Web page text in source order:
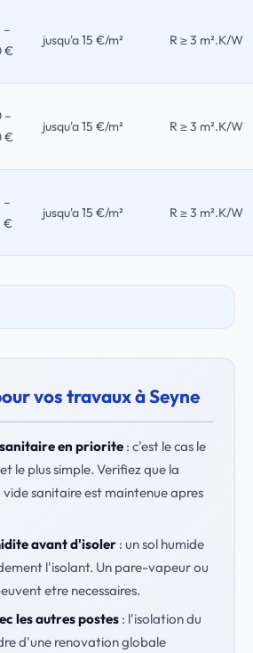
–
€
jusqu'a 15 €/m² R ≥ 3 m².K/W
–
€
jusqu'a 15 €/m² R ≥ 3 m².K/W
–
€
jusqu'a 15 €/m² R ≥ 3 m².K/W
vos travaux à Seyne
sanitaire en priorite: c'est le cas le
le plus simple. Verifiez que la
sanitaire est maintenue apres
avant d'isoler: un sol humide
l'isolant. Un pare-vapeur ou
etre necessaires.
les autres postes: l'isolation du
d'une renovation globale